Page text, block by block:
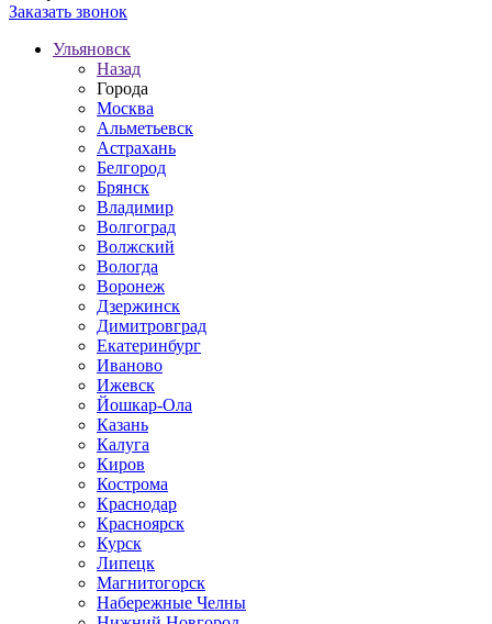
Заказать звонок
Ульяновск
Назад
Города
Москва
Альметьевск
Астрахань
Белгород
Брянск
Владимир
Волгоград
Волжский
Вологда
Воронеж
Дзержинск
Димитровград
Екатеринбург
Иваново
Ижевск
Йошкар-Ола
Казань
Калуга
Киров
Кострома
Краснодар
Красноярск
Курск
Липецк
Магнитогорск
Набережные Челны